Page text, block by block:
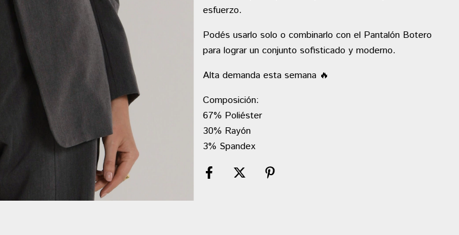
esfuerzo.
Podés usarlo solo o combinarlo con el Pantalón Botero
para lograr un conjunto sofisticado y moderno.
Alta demanda esta semana 🔥
Composición:
67% Poliéster
30% Rayón
3% Spandex